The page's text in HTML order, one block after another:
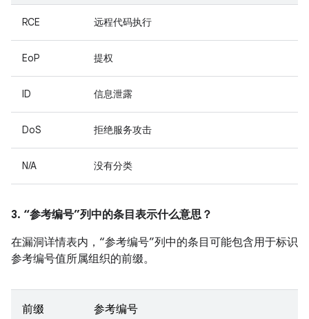
RCE 远程代码执行
EoP 提权
ID 信息泄露
DoS 拒绝服务攻击
N/A 没有分类
3. “参考编号”列中的条目表示什么意思？
在漏洞详情表内，“参考编号”列中的条目可能包含用于标识
参考编号值所属组织的前缀。
前缀 参考编号